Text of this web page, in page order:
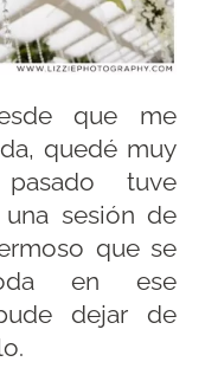
que me
quedé muy
tuve
sesión de
que se
en ese
dejar de